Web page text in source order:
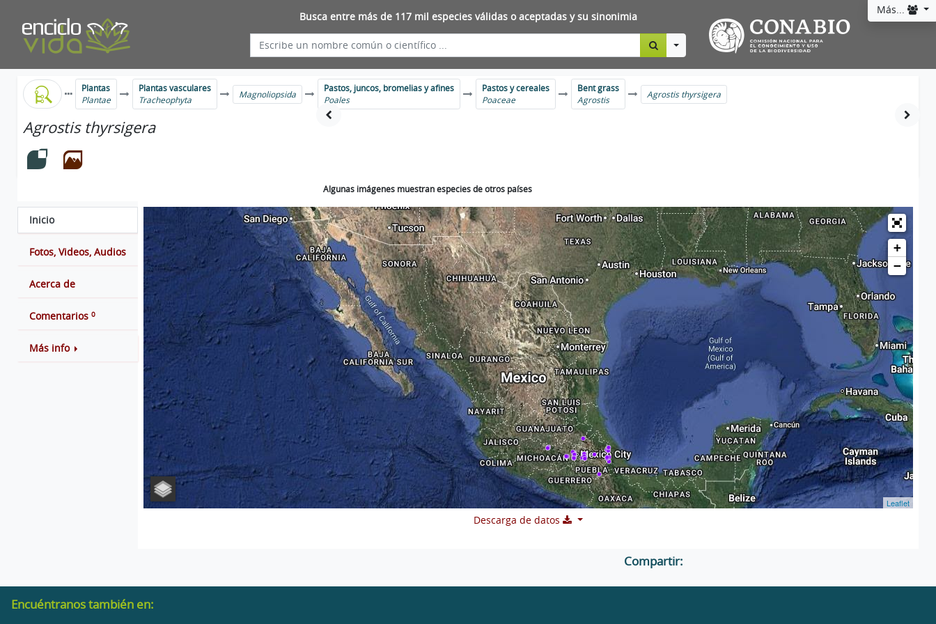
Más...
Busca entre más de 117 mil especies válidas o aceptadas y su sinonimia
Toggle Dropdown
Plantas
Plantae
Plantas vasculares
Tracheophyta
Magnoliopsida
Pastos, juncos, bromelias y afines
Poales
Pastos y cereales
Poaceae
Bent grass
Agrostis
Agrostis thyrsigera
Agrostis thyrsigera
Algunas imágenes muestran especies de otros países
Inicio
Fotos, Videos, Audios
Acerca de
Comentarios 0
Más info
+
−
Leaflet
Descarga de datos
Compartir:
Encuéntranos también en: